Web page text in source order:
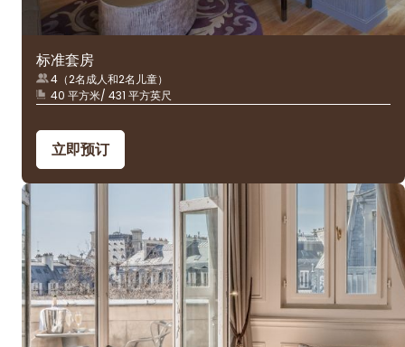
标准套房
4（2名成人和2名儿童）
40 平方米/ 431 平方英尺
立即预订